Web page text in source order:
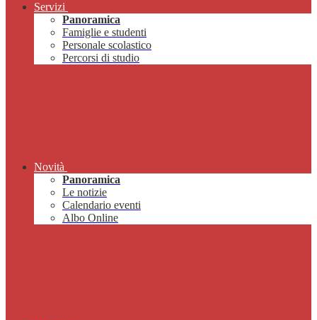
Servizi
Panoramica
Famiglie e studenti
Personale scolastico
Percorsi di studio
Novità
Panoramica
Le notizie
Calendario eventi
Albo Online